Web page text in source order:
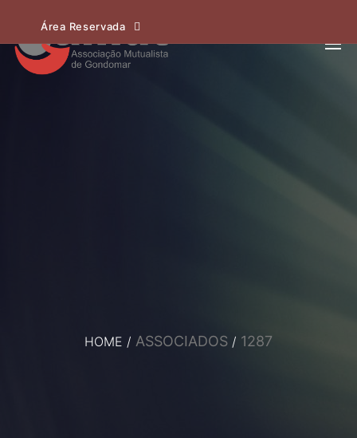
Área Reservada
HOME / ASSOCIADOS / 1287